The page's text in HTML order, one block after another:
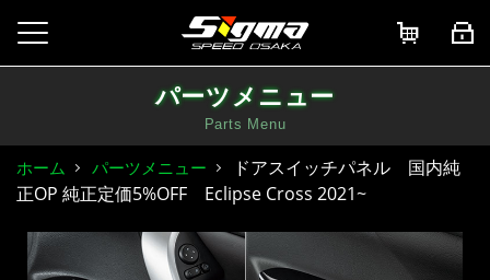
パーツメニュー
Parts Menu
ホーム パーツメニュー
ドアスイッチパネル 国内純
正OP 純正定価5%OFF Eclipse Cross 2021~